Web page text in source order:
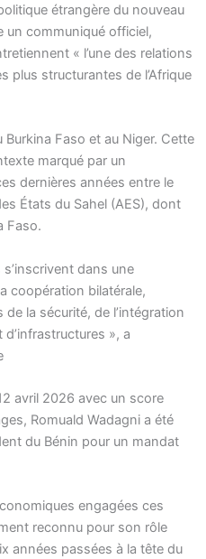
étrangère du nouveau
un communiqué officiel,
« l’une des relations
plus structurantes de l’Afrique
Faso et au Niger. Cette
marqué par un
dernières années entre le
États du Sahel (AES), dont
Faso.
dans une
coopération bilatérale,
la sécurité, de l’intégration
», a
avril 2026 avec un score
Romuald Wadagni a été
du Bénin pour un mandat
engagées ces
reconnu pour son rôle
années passées à la tête du